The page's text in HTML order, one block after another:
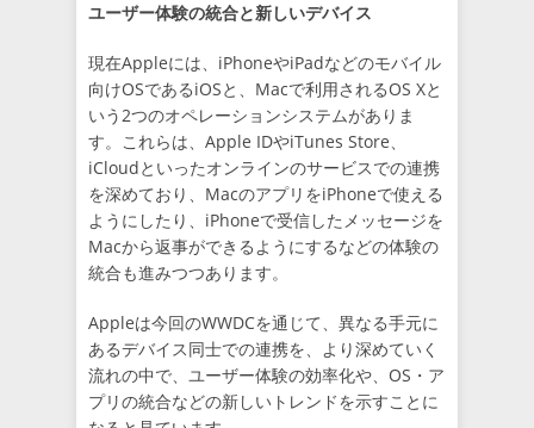
ユーザー体験の統合と新しいデバイス
現在Appleには、iPhoneやiPadなどのモバイル
向けOSであるiOSと、Macで利用されるOS Xと
いう2つのオペレーションシステムがありま
す。これらは、Apple IDやiTunes Store、
iCloudといったオンラインのサービスでの連携
を深めており、MacのアプリをiPhoneで使える
ようにしたり、iPhoneで受信したメッセージを
Macから返事ができるようにするなどの体験の
統合も進みつつあります。
Appleは今回のWWDCを通じて、異なる手元に
あるデバイス同士での連携を、より深めていく
流れの中で、ユーザー体験の効率化や、OS・ア
プリの統合などの新しいトレンドを示すことに